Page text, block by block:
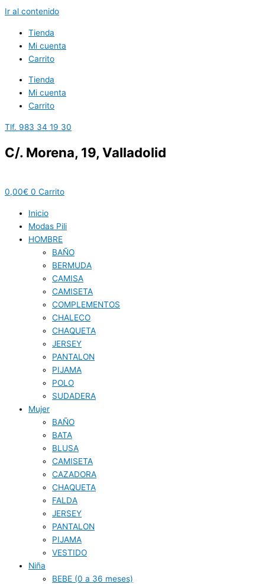
Ir al contenido
Tienda
Mi cuenta
Carrito
Tienda
Mi cuenta
Carrito
Tlf. 983 34 19 30
C/. Morena, 19, Valladolid
0,00€ 0 Carrito
Inicio
Modas Pili
HOMBRE
BAÑO
BERMUDA
CAMISA
CAMISETA
COMPLEMENTOS
CHALECO
CHAQUETA
JERSEY
PANTALON
PIJAMA
POLO
SUDADERA
Mujer
BAÑO
BATA
BLUSA
CAMISETA
CAZADORA
CHAQUETA
FALDA
JERSEY
PANTALON
PIJAMA
VESTIDO
Niña
BEBE (0 a 36 meses)